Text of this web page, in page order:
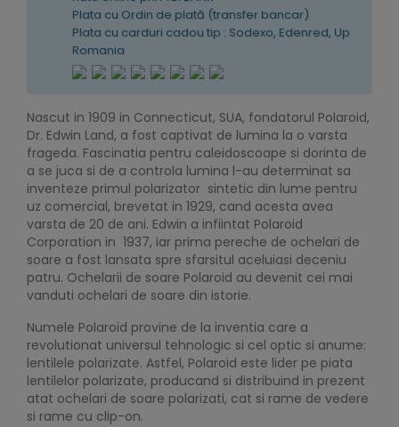
Plata cu Ordin de plată (transfer bancar)
Plata cu carduri cadou tip : Sodexo, Edenred, Up
Romania
Nascut in 1909 in Connecticut, SUA, fondatorul Polaroid,
Dr. Edwin Land, a fost captivat de lumina la o varsta
frageda. Fascinatia pentru caleidoscoape si dorinta de
a se juca si de a controla lumina l-au determinat sa
inventeze primul polarizator sintetic din lume pentru
uz comercial, brevetat in 1929, cand acesta avea
varsta de 20 de ani. Edwin a infiintat Polaroid
Corporation in 1937, iar prima pereche de ochelari de
soare a fost lansata spre sfarsitul aceluiasi deceniu
patru. Ochelarii de soare Polaroid au devenit cei mai
vanduti ochelari de soare din istorie.
Numele Polaroid provine de la inventia care a
revolutionat universul tehnologic si cel optic si anume:
lentilele polarizate. Astfel, Polaroid este lider pe piata
lentilelor polarizate, producand si distribuind in prezent
atat ochelari de soare polarizati, cat si rame de vedere
si rame cu clip-on.